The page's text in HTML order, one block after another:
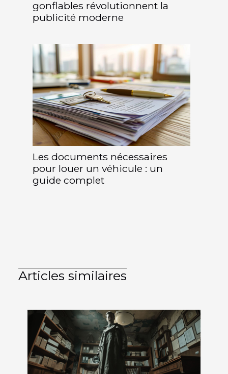
gonflables révolutionnent la
publicité moderne
Les documents nécessaires
pour louer un véhicule : un
guide complet
Articles similaires